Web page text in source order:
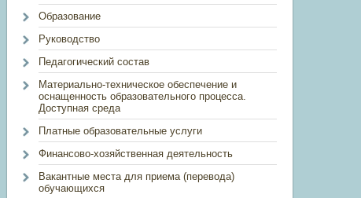
Образование
Руководство
Педагогический состав
Материально-техническое обеспечение и
оснащенность образовательного процесса.
Доступная среда
Платные образовательные услуги
Финансово-хозяйственная деятельность
Вакантные места для приема (перевода)
обучающихся